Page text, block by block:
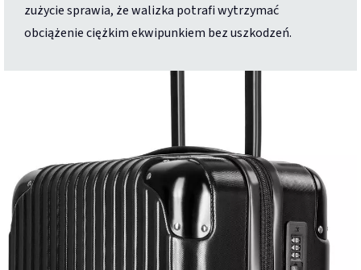
zużycie sprawia, że walizka potrafi wytrzymać
obciążenie ciężkim ekwipunkiem bez uszkodzeń.